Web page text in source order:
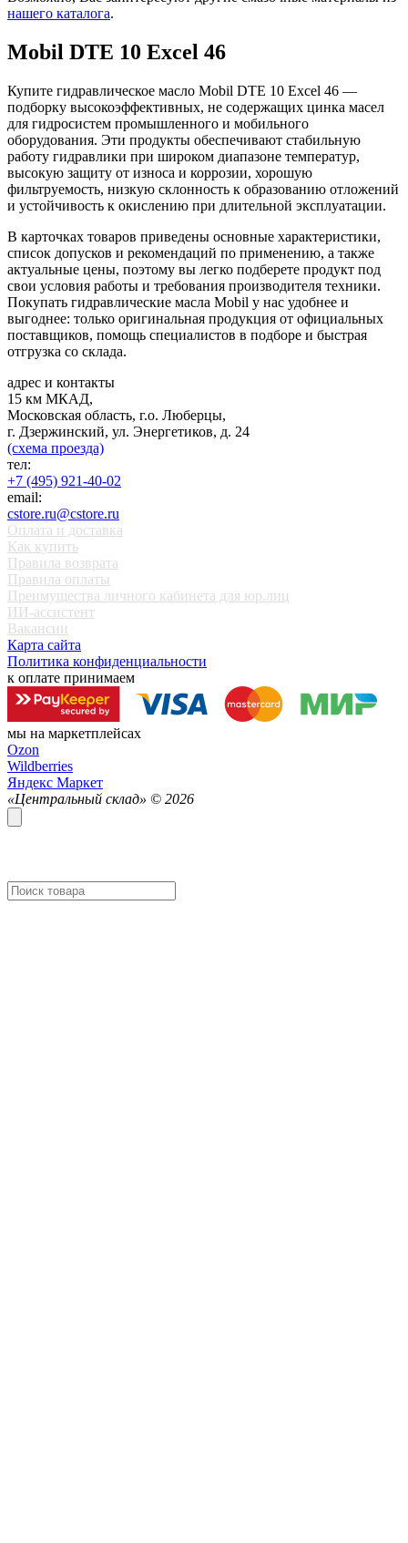
нашего каталога.
Mobil DTE 10 Excel 46
Купите гидравлическое масло Mobil DTE 10 Excel 46 —
подборку высокоэффективных, не содержащих цинка масел
для гидросистем промышленного и мобильного
оборудования. Эти продукты обеспечивают стабильную
работу гидравлики при широком диапазоне температур,
высокую защиту от износа и коррозии, хорошую
фильтруемость, низкую склонность к образованию отложений
и устойчивость к окислению при длительной эксплуатации.
В карточках товаров приведены основные характеристики,
список допусков и рекомендаций по применению, а также
актуальные цены, поэтому вы легко подберете продукт под
свои условия работы и требования производителя техники.
Покупать гидравлические масла Mobil у нас удобнее и
выгоднее: только оригинальная продукция от официальных
поставщиков, помощь специалистов в подборе и быстрая
отгрузка со склада.
адрес и контакты
15 км МКАД,
Московская область, г.о. Люберцы,
г. Дзержинский, ул. Энергетиков, д. 24
(схема проезда)
тел:
+7 (495) 921-40-02
email:
cstore.ru@cstore.ru
Оплата и доставка
Как купить
Правила возврата
Правила оплаты
Преимущества личного кабинета для юр.лиц
ИИ-ассистент
Вакансии
Карта сайта
Политика конфиденциальности
к оплате принимаем
мы на маркетплейсах
Ozon
Wildberries
Яндекс Маркет
«Центральный склад» © 2026